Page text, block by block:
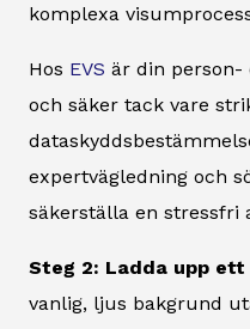
komplexa
Hos EVS är din person-
och säker tack vare
expertvägledning och
säkerställa en stressfri
Steg 2: Ladda upp
vanlig, ljus bakgrund